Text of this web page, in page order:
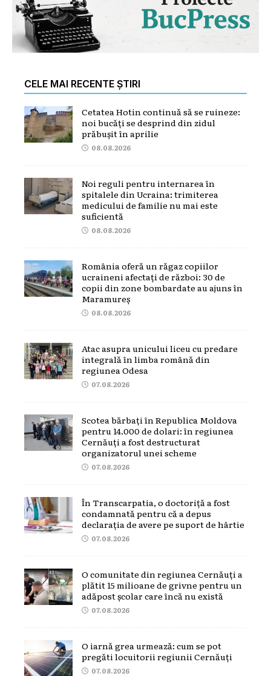
CELE MAI RECENTE ȘTIRI
Cetatea Hotin continuă să se ruineze:
noi bucăți se desprind din zidul
prăbușit în aprilie
08.08.2026
Noi reguli pentru internarea în
spitalele din Ucraina: trimiterea
medicului de familie nu mai este
suficientă
08.08.2026
România oferă un răgaz copiilor
ucraineni afectați de război: 30 de
copii din zone bombardate au ajuns în
Maramureș
08.08.2026
Atac asupra unicului liceu cu predare
integrală în limba română din
regiunea Odesa
07.08.2026
Scotea bărbați în Republica Moldova
pentru 14.000 de dolari: în regiunea
Cernăuți a fost destructurat
organizatorul unei scheme
07.08.2026
În Transcarpatia, o doctoriță a fost
condamnată pentru că a depus
declarația de avere pe suport de hârtie
07.08.2026
O comunitate din regiunea Cernăuți a
plătit 15 milioane de grivne pentru un
adăpost școlar care încă nu există
07.08.2026
O iarnă grea urmează: cum se pot
pregăti locuitorii regiunii Cernăuți
07.08.2026